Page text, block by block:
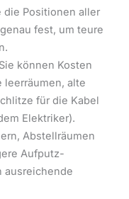
die Positionen aller
fest, um teure
Sie können Kosten
leerräumen, alte
für die Kabel
Elektriker).
Abstellräumen
Aufputz-
ausreichende